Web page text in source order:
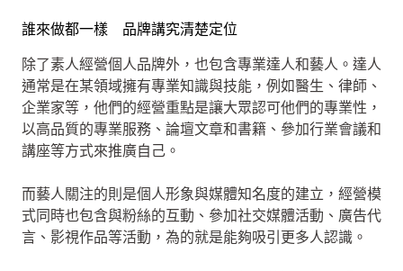
誰來做都一樣 品牌講究清楚定位
除了素人經營個人品牌外，也包含專業達人和藝人。達人
通常是在某領域擁有專業知識與技能，例如醫生、律師、
企業家等，他們的經營重點是讓大眾認可他們的專業性，
以高品質的專業服務、論壇文章和書籍、參加行業會議和
講座等方式來推廣自己。
而藝人關注的則是個人形象與媒體知名度的建立，經營模
式同時也包含與粉絲的互動、參加社交媒體活動、廣告代
言、影視作品等活動，為的就是能夠吸引更多人認識。